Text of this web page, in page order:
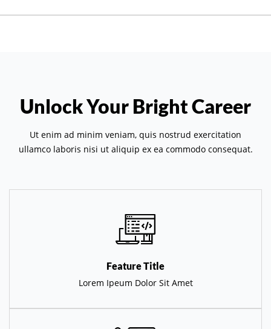
Unlock Your Bright Career
Ut enim ad minim veniam, quis nostrud exercitation
ullamco laboris nisi ut aliquip ex ea commodo consequat.
Feature Title
Lorem Ipeum Dolor Sit Amet